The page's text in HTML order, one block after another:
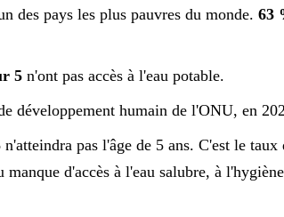
des pays les plus pauvres du monde. 63
5 n'ont pas accès à l'eau potable.
développement humain de l'ONU, en
n'atteindra pas l'âge de 5 ans. C'est le
manque d'accès à l'eau salubre, à